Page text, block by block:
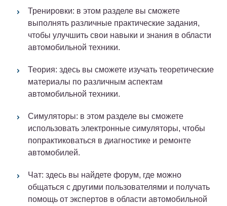
Тренировки: в этом разделе вы сможете
выполнять различные практические задания,
чтобы улучшить свои навыки и знания в области
автомобильной техники.
Теория: здесь вы сможете изучать теоретические
материалы по различным аспектам
автомобильной техники.
Симуляторы: в этом разделе вы сможете
использовать электронные симуляторы, чтобы
попрактиковаться в диагностике и ремонте
автомобилей.
Чат: здесь вы найдете форум, где можно
общаться с другими пользователями и получать
помощь от экспертов в области автомобильной